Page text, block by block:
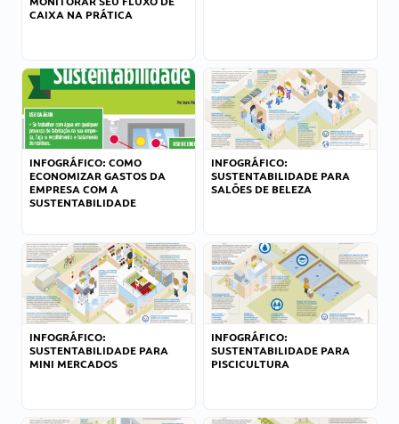
CAIXA NA PRÁTICA
INFOGRÁFICO: COMO
ECONOMIZAR GASTOS DA
EMPRESA COM A
SUSTENTABILIDADE
INFOGRÁFICO:
SUSTENTABILIDADE PARA
SALÕES DE BELEZA
INFOGRÁFICO:
SUSTENTABILIDADE PARA
MINI MERCADOS
INFOGRÁFICO:
SUSTENTABILIDADE PARA
PISCICULTURA